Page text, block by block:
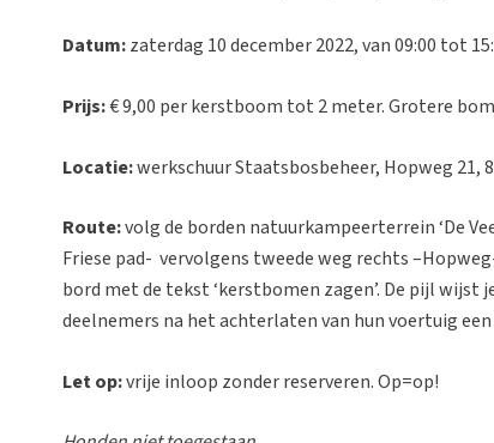
Datum:zaterdag 10 december 2022, van 09:00 tot
Prijs:€ 9,00 per kerstboom tot 2 meter. Grotere
Locatie:werkschuur Staatsbosbeheer, Hopweg 21,
Route:volg de borden natuurkampeerterrein ‘De
Friese pad- vervolgens tweede weg rechts
bord met de tekst ‘kerstbomen zagen’. De pijl
deelnemers na het achterlaten van hun voertuig
Let op:vrije inloop zonder reserveren. Op=op!